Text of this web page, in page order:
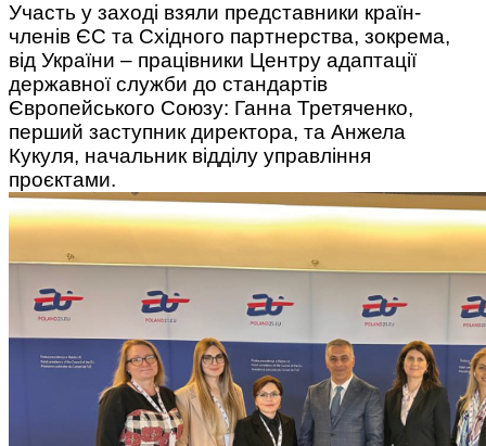
Участь у заході взяли представники країн-
членів ЄС та Східного партнерства, зокрема,
від України – працівники Центру адаптації
державної служби до стандартів
Європейського Союзу: Ганна Третяченко,
перший заступник директора, та Анжела
Кукуля, начальник відділу управління
проєктами.